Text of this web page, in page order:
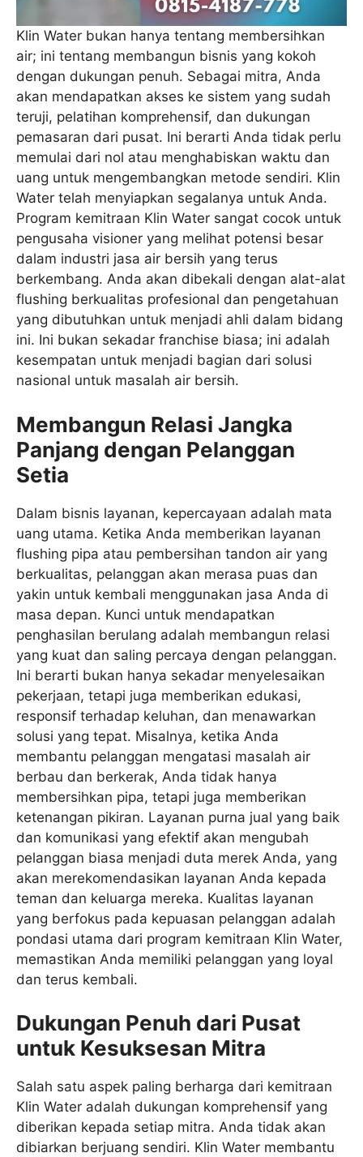
Klin Water bukan hanya tentang membersihkan
air; ini tentang membangun bisnis yang kokoh
dengan dukungan penuh. Sebagai mitra, Anda
akan mendapatkan akses ke sistem yang sudah
teruji, pelatihan komprehensif, dan dukungan
pemasaran dari pusat. Ini berarti Anda tidak perlu
memulai dari nol atau menghabiskan waktu dan
uang untuk mengembangkan metode sendiri. Klin
Water telah menyiapkan segalanya untuk Anda.
Program kemitraan Klin Water sangat cocok untuk
pengusaha visioner yang melihat potensi besar
dalam industri jasa air bersih yang terus
berkembang. Anda akan dibekali dengan alat-alat
flushing berkualitas profesional dan pengetahuan
yang dibutuhkan untuk menjadi ahli dalam bidang
ini. Ini bukan sekadar franchise biasa; ini adalah
kesempatan untuk menjadi bagian dari solusi
nasional untuk masalah air bersih.
Membangun Relasi Jangka
Panjang dengan Pelanggan
Setia
Dalam bisnis layanan, kepercayaan adalah mata
uang utama. Ketika Anda memberikan layanan
flushing pipa atau pembersihan tandon air yang
berkualitas, pelanggan akan merasa puas dan
yakin untuk kembali menggunakan jasa Anda di
masa depan. Kunci untuk mendapatkan
penghasilan berulang adalah membangun relasi
yang kuat dan saling percaya dengan pelanggan.
Ini berarti bukan hanya sekadar menyelesaikan
pekerjaan, tetapi juga memberikan edukasi,
responsif terhadap keluhan, dan menawarkan
solusi yang tepat. Misalnya, ketika Anda
membantu pelanggan mengatasi masalah air
berbau dan berkerak, Anda tidak hanya
membersihkan pipa, tetapi juga memberikan
ketenangan pikiran. Layanan purna jual yang baik
dan komunikasi yang efektif akan mengubah
pelanggan biasa menjadi duta merek Anda, yang
akan merekomendasikan layanan Anda kepada
teman dan keluarga mereka. Kualitas layanan
yang berfokus pada kepuasan pelanggan adalah
pondasi utama dari program kemitraan Klin Water,
memastikan Anda memiliki pelanggan yang loyal
dan terus kembali.
Dukungan Penuh dari Pusat
untuk Kesuksesan Mitra
Salah satu aspek paling berharga dari kemitraan
Klin Water adalah dukungan komprehensif yang
diberikan kepada setiap mitra. Anda tidak akan
dibiarkan berjuang sendiri. Klin Water membantu